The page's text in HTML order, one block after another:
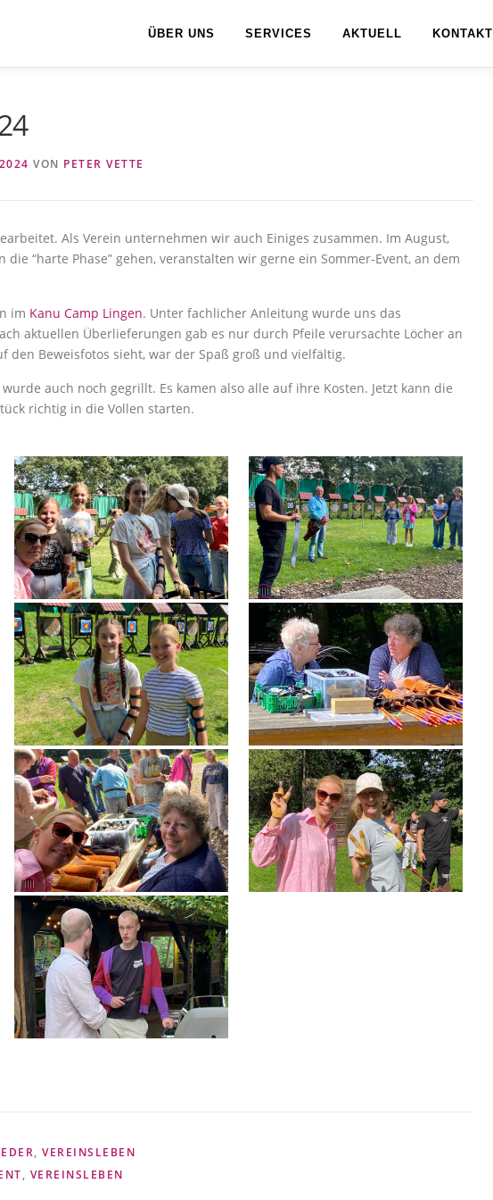
ÜBER UNS SERVICES AKTUELL KONTAKT
VON PETER VETTE
Als Verein unternehmen wir auch Einiges zusammen. Im August,
“harte Phase” gehen, veranstalten wir gerne ein Sommer-Event, an dem
im Kanu Camp Lingen. Unter fachlicher Anleitung wurde uns das
aktuellen Überlieferungen gab es nur durch Pfeile verursachte Löcher an
den Beweisfotos sieht, war der Spaß groß und vielfältig.
auch noch gegrillt. Es kamen also alle auf ihre Kosten. Jetzt kann die
richtig in die Vollen starten.
, VEREINSLEBEN
, VEREINSLEBEN